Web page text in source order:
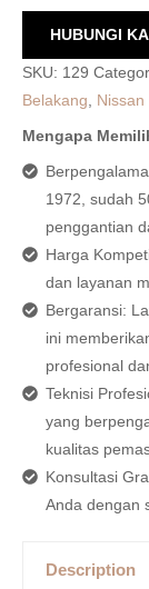
HUBUNGI
SKU: 129
Belakang, Nissan
Mengapa
1972, sudah
penggantian
Harga
dan layanan
Bergaransi:
ini
profesional
Teknisi
yang
kualitas
Konsultasi
Anda dengan
Description